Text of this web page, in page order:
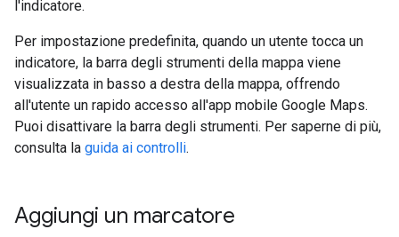
l'indicatore.
Per impostazione predefinita, quando un utente tocca un
indicatore, la barra degli strumenti della mappa viene
visualizzata in basso a destra della mappa, offrendo
all'utente un rapido accesso all'app mobile Google Maps.
Puoi disattivare la barra degli strumenti. Per saperne di più,
consulta la guida ai controlli.
Aggiungi un marcatore